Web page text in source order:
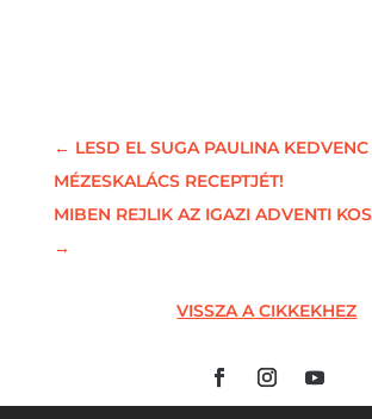
← LESD EL SUGA PAULINA KEDVENC
MÉZESKALÁCS RECEPTJÉT!
MIBEN REJLIK AZ IGAZI ADVENTI
→
VISSZA A CIKKEKHEZ